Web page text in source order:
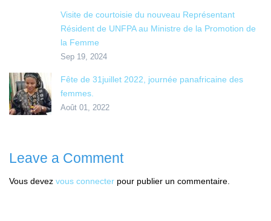
Visite de courtoisie du nouveau Représentant
Résident de UNFPA au Ministre de la Promotion de
la Femme
Sep 19, 2024
Fête de 31juillet 2022, journée panafricaine des
femmes.
Août 01, 2022
Leave a Comment
Vous devez vous connecter pour publier un commentaire.